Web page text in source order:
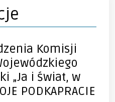
Komisji
„Ja i świat, w
PODKAPRACIE